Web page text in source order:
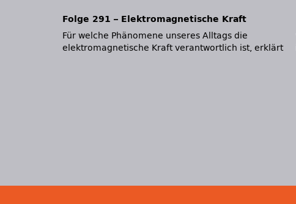
Folge 291 – Elektromagnetische Kraft
Für welche Phänomene unseres Alltags die
elektromagnetische Kraft verantwortlich ist, erklärt
Wolfgang Hollik vom Max-Planck-Institut für Physik